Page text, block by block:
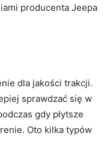
⁣producenta Jeepa
dla jakości ‌trakcji.
⁤sprawdzać się w
gdy płytsze
Oto kilka typów